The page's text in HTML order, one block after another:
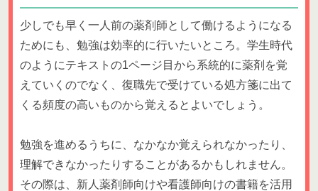
少しでも早く一人前の薬剤師として働けるようになる
ためにも、勉強は効率的に行いたいところ。学生時代
のようにテキストの1ページ目から系統的に薬剤を覚
えていくのでなく、復職先で受けている処方箋に出て
くる頻度の高いものから覚えるとよいでしょう。
勉強を進めるうちに、なかなか覚えられなかったり、
理解できなかったりすることがあるかもしれません。
その際は、新人薬剤師向けや看護師向けの書籍を活用